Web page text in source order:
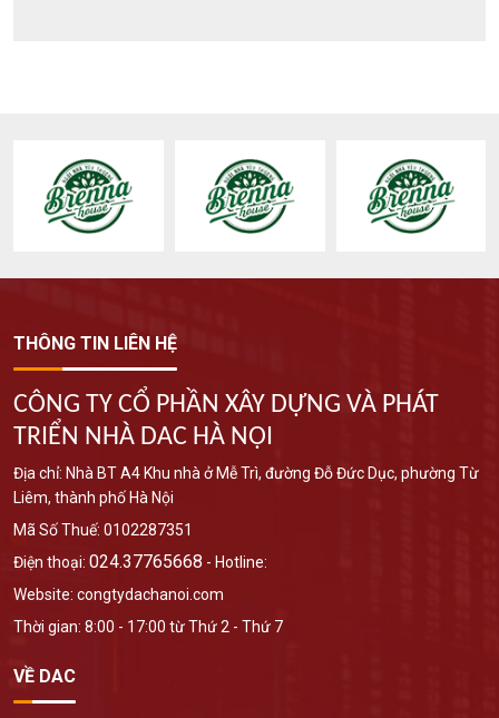
THÔNG TIN LIÊN HỆ
CÔNG TY CỔ PHẦN XÂY DỰNG VÀ PHÁT
TRIỂN NHÀ DAC HÀ NỘI
Địa chỉ: Nhà BT A4 Khu nhà ở Mễ Trì, đường Đỗ Đức Dục, phường Từ
Liêm, thành phố Hà Nội
Mã Số Thuế: 0102287351
Điện thoại: 024.37765668 - Hotline:
Website: congtydachanoi.com
Thời gian: 8:00 - 17:00 từ Thứ 2 - Thứ 7
VỀ DAC